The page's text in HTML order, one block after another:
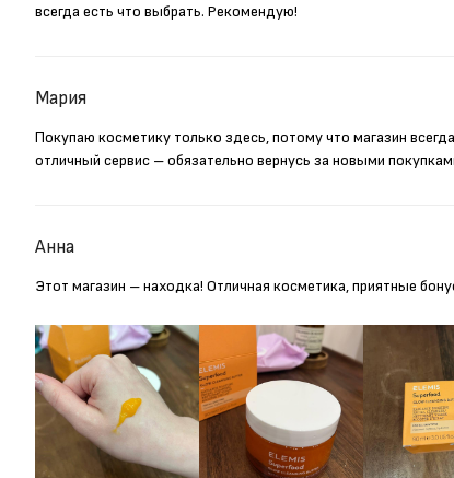
всегда есть что выбрать. Рекомендую!
Мария
Покупаю косметику только здесь, потому что магазин
отличный сервис – обязательно вернусь за новыми
Анна
Этот магазин – находка! Отличная косметика, приятные